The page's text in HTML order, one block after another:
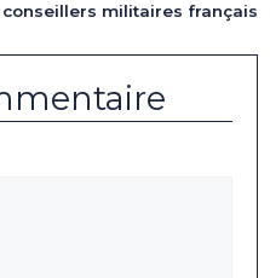
conseillers militaires français